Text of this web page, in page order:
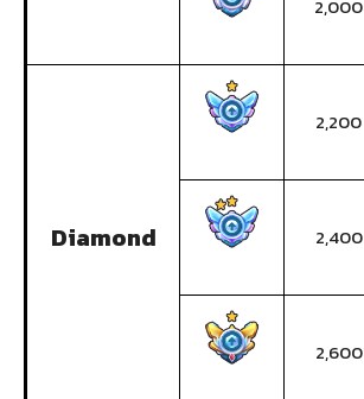
2,000
Diamond
2,200
2,400
2,600